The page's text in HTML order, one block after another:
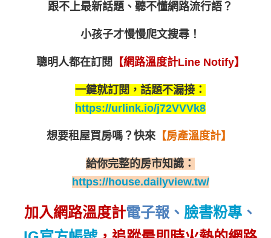
跟不上最新話題、聽不懂網路流行語？
小孩子才慢慢爬文搜尋！
聰明人都在訂閱 【網路溫度計Line Notify】
一鍵就訂閱，話題不漏接：
https://urlink.io/j72VVVk8
想要租屋買房嗎？ 快來【房產溫度計】
給你完整的房市知識：
https://house.dailyview.tw/
加入網路溫度計電子報 、 臉書粉專 、